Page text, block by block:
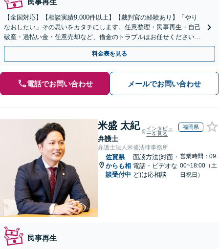
【全国対応】【相談実績9,000件以上】【裁判官の経験あり】「やり
なおしたい」その思いをカタチにします。任意整理・民事再生・自己
破産・過払い金・任意売却など、借金のトラブルはお任せください。
【初回相談無料】【全国対応可能】
料金表を見る
電話でお問い合わせ メールでお問い合わせ
米盛 太紀
弁護士
インタビュ
ーを見る
福岡県
弁護士法人米盛法律事務所
佐賀県
からも相
談受付中
面談方法(対面・
電話・ビデオな
ど)は応相談
営業時間：09:
00~18:00（土
日祝日）
民事再生